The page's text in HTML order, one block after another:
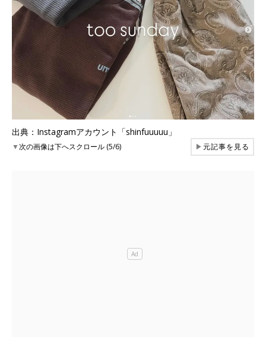
出典：Instagramアカウント「shinfuuuuu」
▼次の画像は下へスクロール (5/6) ▶元記事を見る